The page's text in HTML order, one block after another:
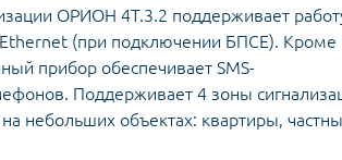
ОРИОН 4Т.3.2 поддерживает
Ethernet (при подключении БПСЕ). Кроме
прибор обеспечивает SMS-
Поддерживает 4 зоны
небольших объектах: квартиры,